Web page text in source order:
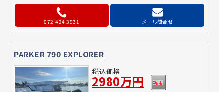
072-424-3931 メール問合せ
PARKER 790 EXPLORER
税込価格
2980万円